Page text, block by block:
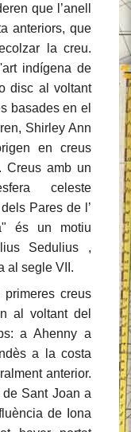
que l’anell
anteriors, que
la creu.
indígena de
disc al voltant
basades en el
Shirley Ann
en creus
Creus amb un
celeste
Pares de l’
és un motiu
Sedulius ,
al segle VII.
creus
al voltant del
a Ahenny a
a la costa
anterior.
Sant Joan a
de Iona